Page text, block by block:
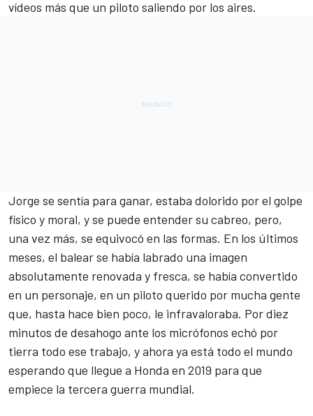
vídeos más que un piloto saliendo por los aires.
Jorge se sentía para ganar, estaba dolorido por el golpe
físico y moral, y se puede entender su cabreo, pero,
una vez más, se equivocó en las formas. En los últimos
meses, el balear se había labrado una imagen
absolutamente renovada y fresca, se había convertido
en un personaje, en un piloto querido por mucha gente
que, hasta hace bien poco, le infravaloraba. Por diez
minutos de desahogo ante los micrófonos echó por
tierra todo ese trabajo, y ahora ya está todo el mundo
esperando que llegue a Honda en 2019 para que
empiece la tercera guerra mundial.